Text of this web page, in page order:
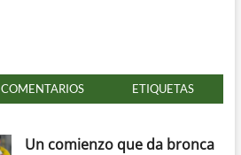
COMENTARIOS ETIQUETAS
Un comienzo que da bronca